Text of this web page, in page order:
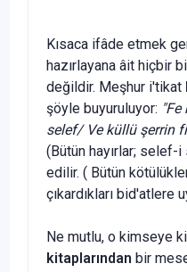
Kısaca ifâde etmek
hazırlayana âit hiçbir
değildir. Meşhur i'tikat
şöyle buyuruluyor:
selef/ Ve küllü şerrin
(Bütün hayırlar;
edilir. ( Bütün
çıkardıkları bid'atlere
Ne mutlu, o kimseye
kitaplarından bir